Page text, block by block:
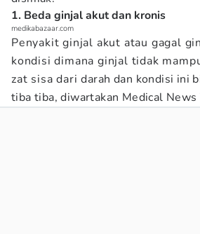
1. Beda ginjal akut dan kronis
medikabazaar.com
Penyakit ginjal akut atau gagal
kondisi dimana ginjal tidak
zat sisa dari darah dan kondisi ini
tiba tiba, diwartakan Medical News